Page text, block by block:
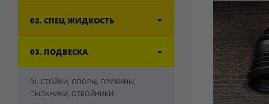
02. СПЕЦ ЖИДКОСТЬ
03. ПОДВЕСКА
01. СТОЙКИ, ОПОРЫ, ПРУЖИНЫ,
ПЫЛЬНИКИ, ОТБОЙНИКИ